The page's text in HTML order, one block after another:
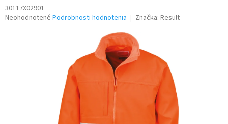
30117X02901
Priemerné
Neohodnotené Podrobnosti hodnotenia Značka: Result